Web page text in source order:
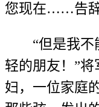
您现在……告
“但是我
轻的朋友！”
妇，一位家庭